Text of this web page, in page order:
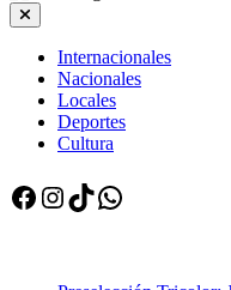
Internacionales
Nacionales
Locales
Deportes
Cultura
Facebook
Instagram
TikTok
WhatsApp